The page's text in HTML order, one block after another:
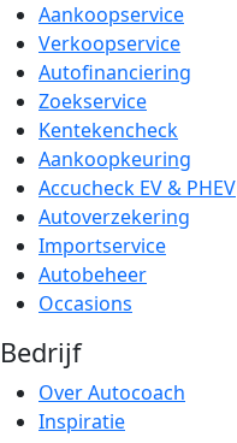
Aankoopservice
Verkoopservice
Autofinanciering
Zoekservice
Kentekencheck
Aankoopkeuring
Accucheck EV & PHEV
Autoverzekering
Importservice
Autobeheer
Occasions
Bedrijf
Over Autocoach
Inspiratie